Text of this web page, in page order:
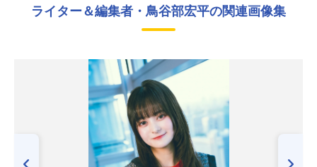
ライター＆編集者・鳥谷部宏平の関連画像集